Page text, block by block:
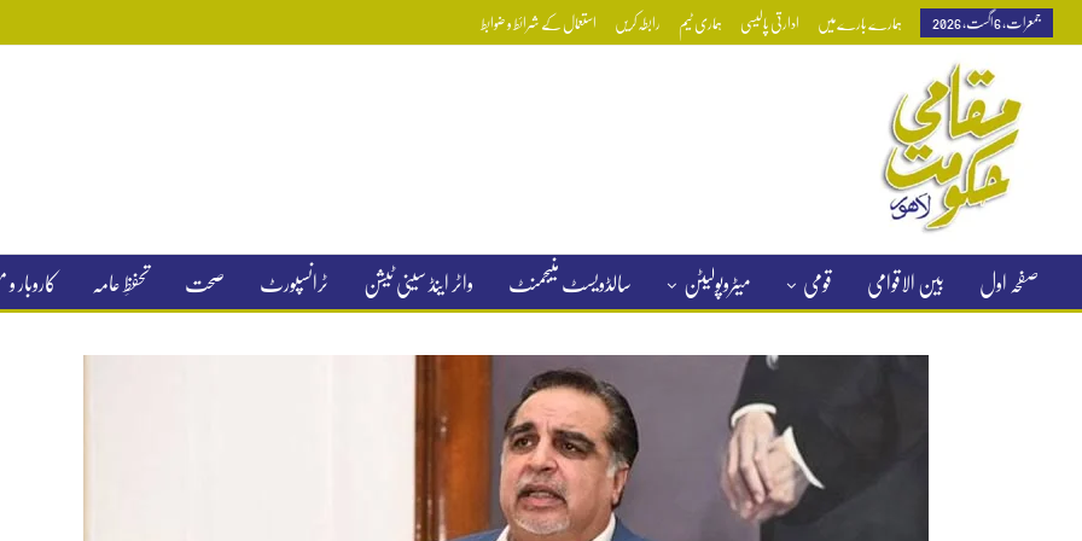
جمعرات, 6 اگست, 2026 ہمارے بارے میں ادارتی پالیسی ہماری ٹیم رابطہ کریں استعمال کے شرائط و ضوابط
صفحہ اول بین الاقوامی قومی میٹروپولیٹن سالڈویسٹ منیجمنٹ واٹر اینڈ سینی ٹیشن ٹرانسپورٹ صحت تحفظِ عامہ کاروبار